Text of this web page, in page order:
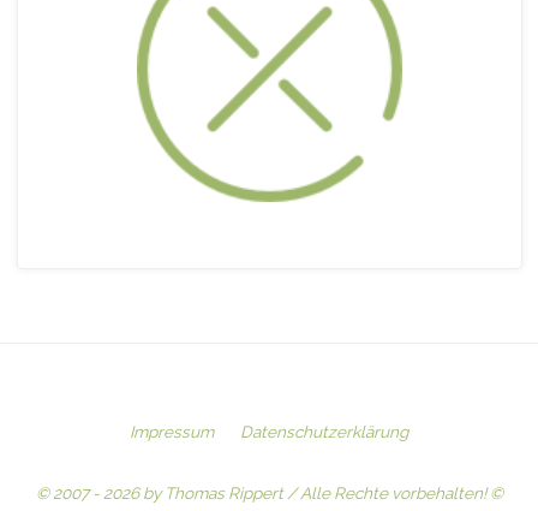
Impressum Datenschutzerklärung
© 2007 - 2026 by Thomas Rippert / Alle Rechte vorbehalten! ©